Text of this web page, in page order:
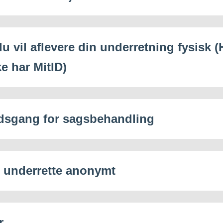
vil aflevere din underretning fysisk
har MitID)
for sagsbehandling
anonymt